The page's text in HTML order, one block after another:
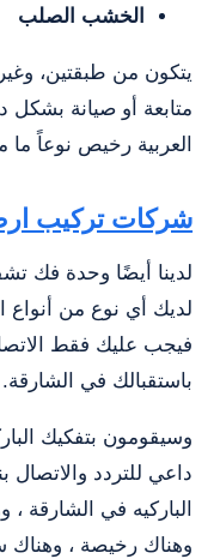
الخشب الصلب
يتكون من طبقتين،
متابعة أو صيانة
العربية رخيص نوعاً
شركات تركيب
لدينا أيضًا وحدة فك
لديك أي نوع من أنواع
فيجب عليك فقط
باستقبالك في الشارقة.
وسيقومون بتفكيك
داعي للتردد
الباركيه في الشارقة ،
وهناك رخيصة ، وهناك